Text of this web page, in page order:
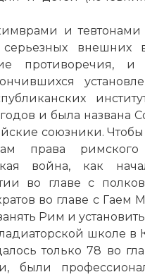
и
внешних
противоречия,
и была названа
союзники.
права
война, как
во главе с
во главе с Гаем
Рим и
школе в
только 78 во
были